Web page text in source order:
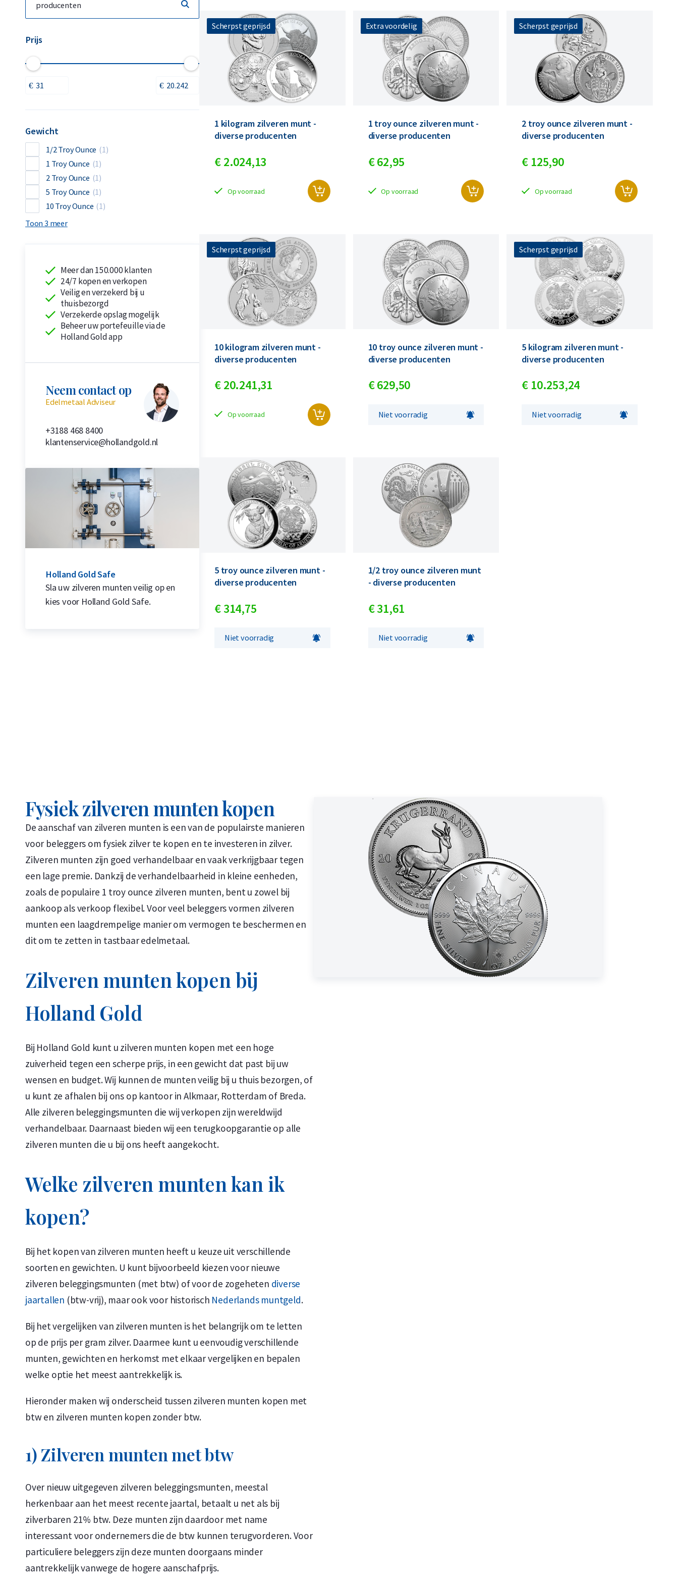
Koop nu de meest voordelige gouden munten en baren
Koop nu de meest voordelige zilveren munten en baren
Prijs
Gewicht
1/2 Troy Ounce (1)
1 Troy Ounce (1)
2 Troy Ounce (1)
5 Troy Ounce (1)
10 Troy Ounce (1)
Toon 3 meer
Meer dan 150.000 klanten
24/7 kopen en verkopen
Veilig en verzekerd bij u
thuisbezorgd
Verzekerde opslag mogelijk
Beheer uw portefeuille via de
Holland Gold app
Neem contact op
Edelmetaal Adviseur
+3188 468 8400
klantenservice@hollandgold.nl
Holland Gold Safe
Sla uw zilveren munten veilig op en
kies voor Holland Gold Safe.
Scherpst geprijsd
1 kilogram zilveren munt -
diverse producenten
€ 2.024,13
Op voorraad
Extra voordelig
1 troy ounce zilveren munt -
diverse producenten
€62,95
Op voorraad
Scherpst geprijsd
2 troy ounce zilveren munt -
diverse producenten
€ 125,90
Op voorraad
Scherpst geprijsd
10 kilogram zilveren munt -
diverse producenten
€ 20.241,31
Op voorraad
10 troy ounce zilveren munt -
diverse producenten
€629,50
Niet voorradig
Scherpst geprijsd
5 kilogram zilveren munt -
diverse producenten
€ 10.253,24
Niet voorradig
5 troy ounce zilveren munt -
diverse producenten
€ 314,75
Niet voorradig
1/2 troy ounce zilveren munt
- diverse producenten
€31,61
Niet voorradig
Fysiek zilveren munten kopen
De aanschaf van zilveren munten is een van de populairste manieren
voor beleggers om fysiek zilver te kopen en te investeren in zilver.
Zilveren munten zijn goed verhandelbaar en vaak verkrijgbaar tegen
een lage premie. Dankzij de verhandelbaarheid in kleine eenheden,
zoals de populaire 1 troy ounce zilveren munten, bent u zowel bij
aankoop als verkoop flexibel. Voor veel beleggers vormen zilveren
munten een laagdrempelige manier om vermogen te beschermen en
dit om te zetten in tastbaar edelmetaal.
Zilveren munten kopen bij
Holland Gold
Bij Holland Gold kunt u zilveren munten kopen met een hoge
zuiverheid tegen een scherpe prijs, in een gewicht dat past bij uw
wensen en budget. Wij kunnen de munten veilig bij u thuis bezorgen, of
u kunt ze afhalen bij ons op kantoor in Alkmaar, Rotterdam of Breda.
Alle zilveren beleggingsmunten die wij verkopen zijn wereldwijd
verhandelbaar. Daarnaast bieden wij een terugkoopgarantie op alle
zilveren munten die u bij ons heeft aangekocht.
Welke zilveren munten kan ik
kopen?
Bij het kopen van zilveren munten heeft u keuze uit verschillende
soorten en gewichten. U kunt bijvoorbeeld kiezen voor nieuwe
zilveren beleggingsmunten (met btw) of voor de zogeheten diverse
jaartallen (btw-vrij), maar ook voor historisch Nederlands muntgeld.
Bij het vergelijken van zilveren munten is het belangrijk om te letten
op de prijs per gram zilver. Daarmee kunt u eenvoudig verschillende
munten, gewichten en herkomst met elkaar vergelijken en bepalen
welke optie het meest aantrekkelijk is.
Hieronder maken wij onderscheid tussen zilveren munten kopen met
btw en zilveren munten kopen zonder btw.
1) Zilveren munten met btw
Over nieuw uitgegeven zilveren beleggingsmunten, meestal
herkenbaar aan het meest recente jaartal, betaalt u net als bij
zilverbaren 21% btw. Deze munten zijn daardoor met name
interessant voor ondernemers die de btw kunnen terugvorderen. Voor
particuliere beleggers zijn deze munten doorgaans minder
aantrekkelijk vanwege de hogere aanschafprijs.